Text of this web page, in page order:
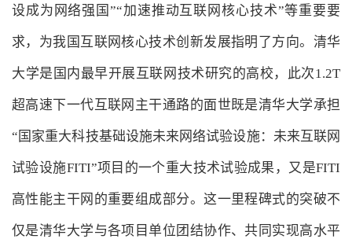
设成为网络强国”“加速推动互联网核心技术”等重要要
求，为我国互联网核心技术创新发展指明了方向。清华
大学是国内最早开展互联网技术研究的高校，此次1.2T
超高速下一代互联网主干通路的面世既是清华大学承担
“国家重大科技基础设施未来网络试验设施：未来互联网
试验设施FITI”项目的一个重大技术试验成果，又是FITI
高性能主干网的重要组成部分。这一里程碑式的突破不
仅是清华大学与各项目单位团结协作、共同实现高水平